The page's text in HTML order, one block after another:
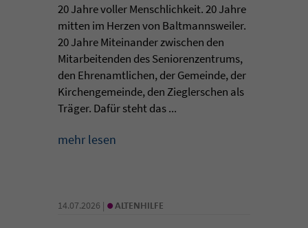
20 Jahre voller Menschlichkeit. 20 Jahre
mitten im Herzen von Baltmannsweiler.
20 Jahre Miteinander zwischen den
Mitarbeitenden des Seniorenzentrums,
den Ehrenamtlichen, der Gemeinde, der
Kirchengemeinde, den Zieglerschen als
Träger. Dafür steht das ...
mehr lesen
14.07.2026 | • ALTENHILFE